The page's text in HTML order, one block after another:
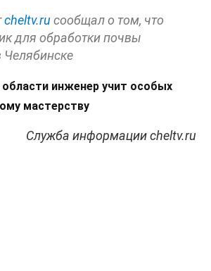
cheltv.ru сообщал о том, что
для обработки почвы
инженер учит особых
мастерству
Служба информации cheltv.ru